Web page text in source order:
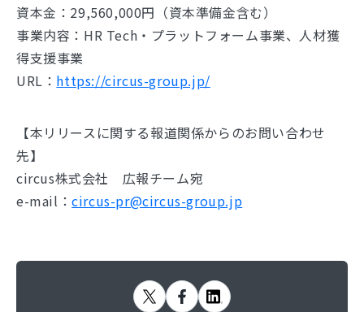
資本金：29,560,000円（資本準備金含む）
事業内容：HR Tech・プラットフォーム事業、人材獲
得支援事業
URL： https://circus-group.jp/
【本リリースに関する報道関係からのお問い合わせ
先】
circus株式会社 広報チーム宛
e-mail：circus-pr@circus-group.jp